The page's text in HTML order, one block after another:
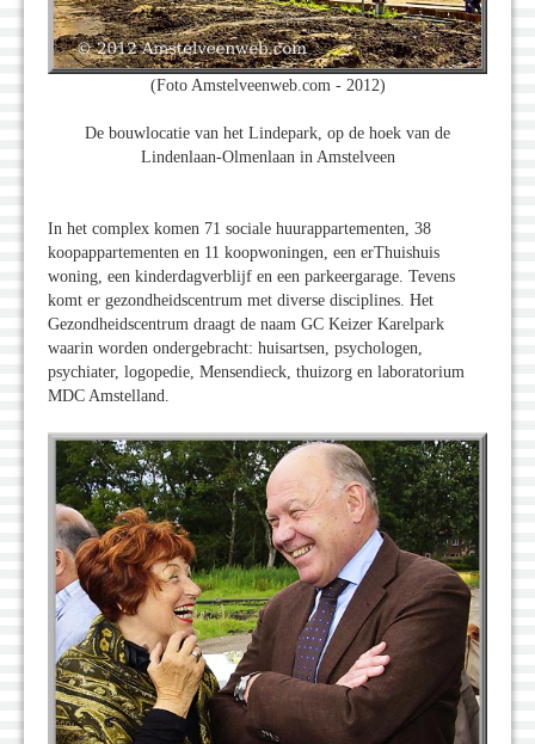
(Foto Amstelveenweb.com - 2012)
De bouwlocatie van het Lindepark, op de hoek van de
Lindenlaan-Olmenlaan in Amstelveen
In het complex komen 71 sociale huurappartementen, 38
koopappartementen en 11 koopwoningen, een erThuishuis
woning, een kinderdagverblijf en een parkeergarage. Tevens
komt er gezondheidscentrum met diverse disciplines. Het
Gezondheidscentrum draagt de naam GC Keizer Karelpark
waarin worden ondergebracht: huisartsen, psychologen,
psychiater, logopedie, Mensendieck, thuizorg en laboratorium
MDC Amstelland.